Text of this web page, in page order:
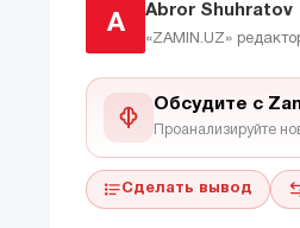
A
Abror Shuhratov
«ZAMIN.UZ»
Обсудите с
Проанализируйте
Сделать вывод